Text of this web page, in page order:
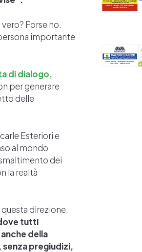
vero? Forse no.
importante
di dialogo,
per generare
delle
Esteriori e
al mondo
dei
la realtà
direzione,
tutti
della
pregiudizi,